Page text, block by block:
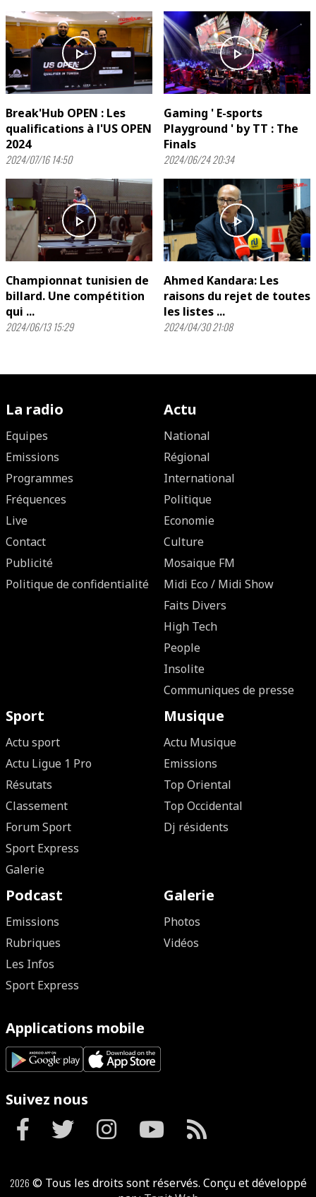
play_arrow
Break'Hub OPEN : Les
qualifications à l'US OPEN
2024
2024/07/16 14:50
play_arrow
Gaming ' E-sports
Playground ' by TT : The
Finals
2024/06/24 20:34
play_arrow
Championnat tunisien de
billard. Une compétition
qui ...
2024/06/13 15:29
play_arrow
Ahmed Kandara: Les
raisons du rejet de toutes
les listes ...
2024/04/30 21:08
La radio
Equipes
Emissions
Programmes
Fréquences
Live
Contact
Publicité
Politique de confidentialité
Actu
National
Régional
International
Politique
Economie
Culture
Mosaique FM
Midi Eco / Midi Show
Faits Divers
High Tech
People
Insolite
Communiques de presse
Sport
Actu sport
Actu Ligue 1 Pro
Résutats
Classement
Forum Sport
Sport Express
Galerie
Musique
Actu Musique
Emissions
Top Oriental
Top Occidental
Dj résidents
Podcast
Emissions
Rubriques
Les Infos
Sport Express
Galerie
Photos
Vidéos
Applications mobile
Suivez nous
2026 © Tous les droits sont réservés. Conçu et développé